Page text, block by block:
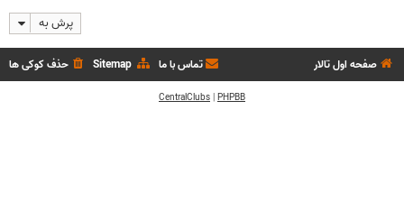
پرش به
صفحه اول تالار حذف کوکی ها Sitemap تماس با ما
PHPBB
|
CentralClubs